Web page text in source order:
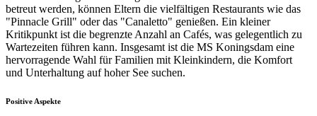
betreut werden, können Eltern die vielfältigen Restaurants wie das
"Pinnacle Grill" oder das "Canaletto" genießen. Ein kleiner
Kritikpunkt ist die begrenzte Anzahl an Cafés, was gelegentlich zu
Wartezeiten führen kann. Insgesamt ist die MS Koningsdam eine
hervorragende Wahl für Familien mit Kleinkindern, die Komfort
und Unterhaltung auf hoher See suchen.
Positive Aspekte